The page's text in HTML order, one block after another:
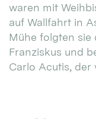
waren mit
auf Wallfahrt in
Mühe folgten sie
Franziskus und
Carlo Acutis, der